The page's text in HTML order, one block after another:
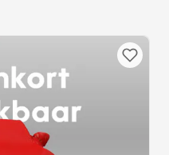
lijntjes blijft.
of in gewoon
treedt in werking als de
met een voor- of
met hill hold functie en